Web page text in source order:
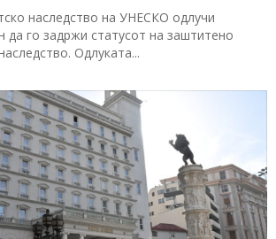
наследство на УНЕСКО одлучи
да го задржи статусот на заштитено
Одлуката...